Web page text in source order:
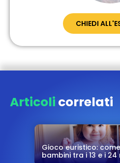
CHIEDI
Articoli correlati
Gioco euristico:
bambini tra i 13 e i